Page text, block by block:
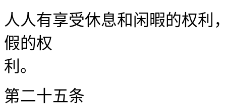
人人有享受休息和闲暇的权利
假的权
第二十